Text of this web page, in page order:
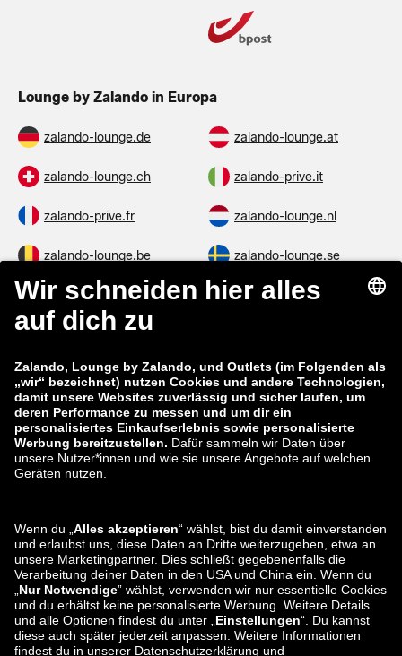
Lounge by Zalando in Europa
zalando-lounge.de zalando-lounge.at
zalando-lounge.ch zalando-prive.it
zalando-prive.fr zalando-lounge.nl
zalando-lounge.be zalando-lounge.se
zalando-lounge.fi zalando-lounge.dk
zalando-lounge.co.uk
zalando-prive.es zalando-lounge.cz
zalando-lounge.lt zalando-lounge.sk
zalando-lounge.ro zalando-lounge.hr
zalando-lounge.lu zalando-lounge.ee
zalando-lounge.lv zalando-lounge.no
Du findest uns